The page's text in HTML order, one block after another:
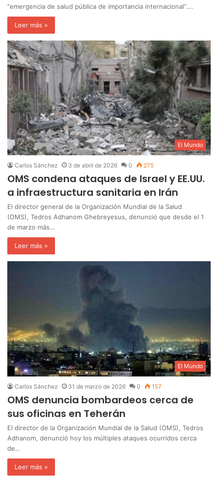
“emergencia de salud pública de importancia internacional”.…
Leer más »
El Mundo
Carlos Sánchez 3 de abril de 2026 0 275
OMS condena ataques de Israel y EE.UU.
a infraestructura sanitaria en Irán
El director general de la Organización Mundial de la Salud
(OMS), Tedros Adhanom Ghebreyesus, denunció que desde el 1
de marzo más…
Leer más »
El Mundo
Carlos Sánchez 31 de marzo de 2026 0 157
OMS denuncia bombardeos cerca de
sus oficinas en Teherán
El director de la Organización Mundial de la Salud (OMS), Tedros
Adhanom, denunció hoy los múltiples ataques ocurridos cerca
de…
Leer más »